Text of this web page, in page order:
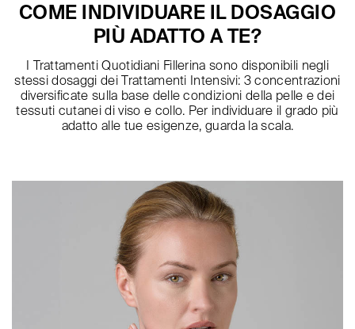
COME INDIVIDUARE IL DOSAGGIO
PIÙ ADATTO A TE?
I Trattamenti Quotidiani Fillerina sono disponibili negli
stessi dosaggi dei Trattamenti Intensivi: 3 concentrazioni
diversificate sulla base delle condizioni della pelle e dei
tessuti cutanei di viso e collo. Per individuare il grado più
adatto alle tue esigenze, guarda la scala.